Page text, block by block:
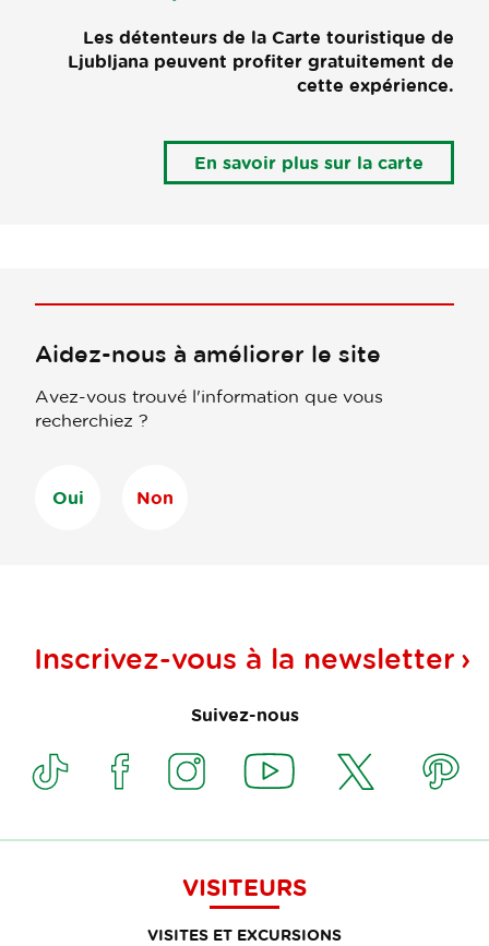
Les détenteurs de la Carte touristique de
Ljubljana peuvent profiter gratuitement de
cette expérience.
En savoir plus sur la carte
Aidez-nous à améliorer le site
Avez-vous trouvé l'information que vous
recherchiez ?
Oui Non
Inscrivez-vous à la newsletter
Suivez-nous
VISITEURS
VISITES ET EXCURSIONS